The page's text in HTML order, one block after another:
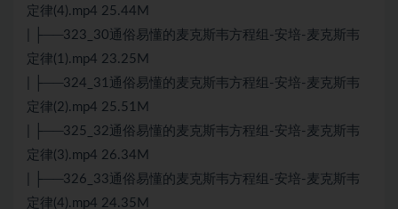
定律(4).mp4 25.44M
| ├──323_30通俗易懂的麦克斯韦方程组-安培-麦克斯韦
定律(1).mp4 23.25M
| ├──324_31通俗易懂的麦克斯韦方程组-安培-麦克斯韦
定律(2).mp4 25.51M
| ├──325_32通俗易懂的麦克斯韦方程组-安培-麦克斯韦
定律(3).mp4 26.34M
| ├──326_33通俗易懂的麦克斯韦方程组-安培-麦克斯韦
定律(4).mp4 24.35M